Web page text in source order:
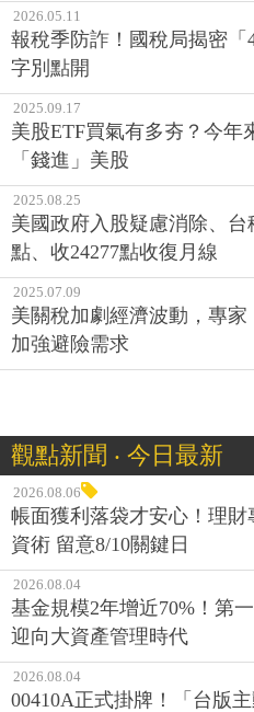
2026.05.11
報稅季防詐！國稅局揭密
字別點開
2025.09.17
美股ETF買氣有多夯？今年
「錢進」美股
2025.08.25
美國政府入股疑慮消除、
點、收24277點收復月線
2025.07.09
美關稅加劇經濟波動，專
加強避險需求
觀點新聞 ‧ 今日最新
2026.08.06
帳面獲利落袋才安心！理
資術 留意8/10關鍵日
2026.08.04
基金規模2年增近70%！第
迎向大資產管理時代
2026.08.04
00410A正式掛牌！「台版